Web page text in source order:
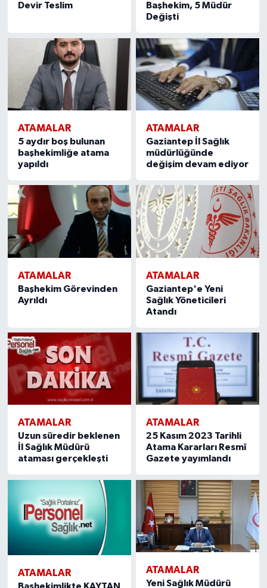
Devir Teslim
Başhekim, 5 Müdür
Değişti
ATAMALAR
5 aydır boş bulunan
başhekimliğe atama
yapıldı
ATAMALAR
Gaziantep İl Sağlık
müdürlüğünde
değişim devam ediyor
ATAMALAR
Başhekim Görevinden
Ayrıldı
ATAMALAR
Gaziantep'e Yeni
Sağlık Yöneticileri
Atandı
ATAMALAR
Uzun süredir beklenen
İl Sağlık Müdürü
ataması gerçekleşti
ATAMALAR
25 Kasım 2023 Tarihli
Atama Kararları Resmî
Gazete yayımlandı
ATAMALAR ATAMALAR
Yeni Sağlık Müdürü